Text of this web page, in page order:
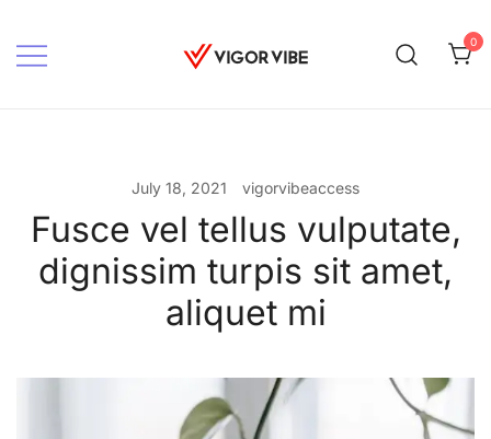
content
0
July 18, 2021 vigorvibeaccess
Fusce vel tellus vulputate,
dignissim turpis sit amet,
aliquet mi